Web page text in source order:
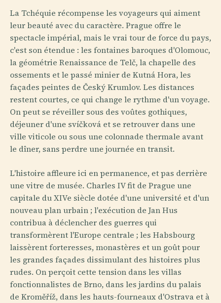
La Tchéquie récompense les voyageurs qui aiment
leur beauté avec du caractère. Prague offre le
spectacle impérial, mais le vrai tour de force du pays,
c'est son étendue : les fontaines baroques d'Olomouc,
la géométrie Renaissance de Telč, la chapelle des
ossements et le passé minier de Kutná Hora, les
façades peintes de Český Krumlov. Les distances
restent courtes, ce qui change le rythme d'un voyage.
On peut se réveiller sous des voûtes gothiques,
déjeuner d'une svíčková et se retrouver dans une
ville viticole ou sous une colonnade thermale avant
le dîner, sans perdre une journée en transit.
L'histoire affleure ici en permanence, et pas derrière
une vitre de musée. Charles IV fit de Prague une
capitale du XIVe siècle dotée d'une université et d'un
nouveau plan urbain ; l'exécution de Jan Hus
contribua à déclencher des guerres qui
transformèrent l'Europe centrale ; les Habsbourg
laissèrent forteresses, monastères et un goût pour
les grandes façades dissimulant des histoires plus
rudes. On perçoit cette tension dans les villas
fonctionnalistes de Brno, dans les jardins du palais
de Kroměříž, dans les hauts-fourneaux d'Ostrava et à